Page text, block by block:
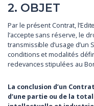
2. OBJET
Par le présent Contrat,
l’accepte sans réserve, le
transmissible d’usage d’un
conditions et modalités
redevances stipulées au
La conclusion d’un
d’une partie ou de la